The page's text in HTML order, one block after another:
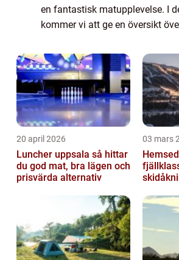
en fantastisk matupplevelse. I
kommer vi att ge en översikt
brunchställen samt diskutera
20 april 2026
Luncher uppsala så hittar
du god mat, bra lägen och
prisvärda alternativ
03 mars
Hemsedal